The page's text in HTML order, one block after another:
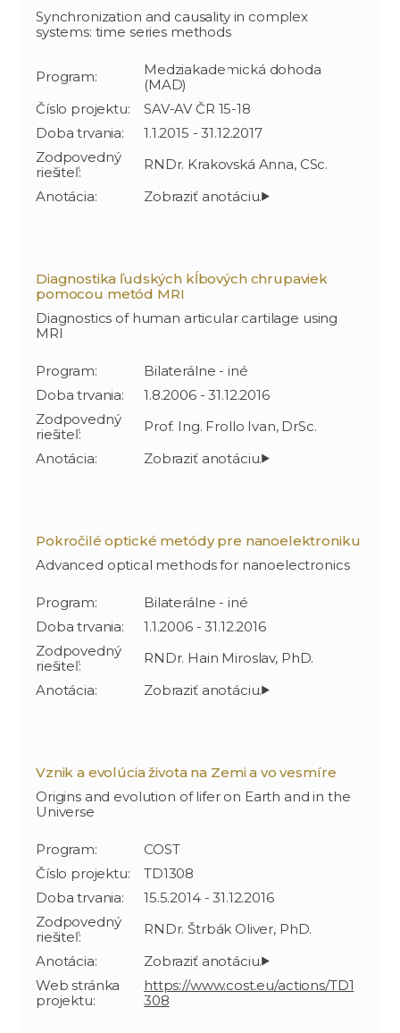
Synchronization and causality in complex
systems: time series methods
Program:
Medziakademická dohoda
(MAD)
Číslo projektu:
SAV-AV ČR 15-18
Doba trvania:
1.1.2015 - 31.12.2017
Zodpovedný
riešiteľ:
RNDr. Krakovská Anna, CSc.
Anotácia:
Diagnostika ľudských kĺbových chrupaviek
pomocou metód MRI
Diagnostics of human articular cartilage using
MRI
Program:
Bilaterálne - iné
Doba trvania:
1.8.2006 - 31.12.2016
Zodpovedný
riešiteľ:
Prof. Ing. Frollo Ivan, DrSc.
Anotácia:
Pokročilé optické metódy pre nanoelektroniku
Advanced optical methods for nanoelectronics
Program:
Bilaterálne - iné
Doba trvania:
1.1.2006 - 31.12.2016
Zodpovedný
riešiteľ:
RNDr. Hain Miroslav, PhD.
Anotácia:
Vznik a evolúcia života na Zemi a vo vesmíre
Origins and evolution of lifer on Earth and in the
Universe
Program:
COST
Číslo projektu:
TD1308
Doba trvania:
15.5.2014 - 31.12.2016
Zodpovedný
riešiteľ:
RNDr. Štrbák Oliver, PhD.
Anotácia:
Web stránka
projektu:
https://www.cost.eu/actions/TD1
308